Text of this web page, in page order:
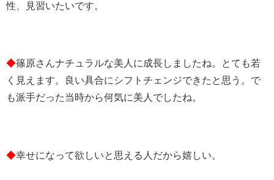
性、見習いたいです。
◆篠原さんナチュラルな美人に成長しましたね。とても若
く見えます。良い具合にシフトチェンジできたと思う。で
も派手だった当時から何気に美人でしたね。
◆幸せになって欲しいと思える人だから嬉しい。